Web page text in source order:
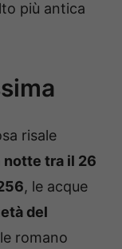
più antica
risale
notte tra il 26
, le acque
del
romano